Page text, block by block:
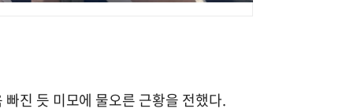
진 듯 미모에 물오른 근황을 전했다.